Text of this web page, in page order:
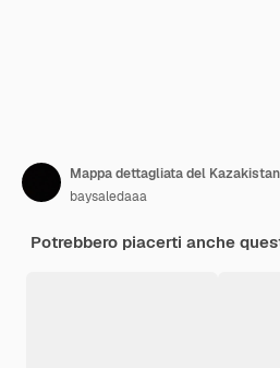
Mappa dettagliata del Kazakistan
baysaledaaa
Potrebbero piacerti anche